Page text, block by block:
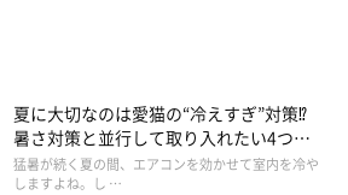
夏に大切なのは愛猫の“冷えすぎ”対策⁉
暑さ対策と並行して取り入れたい4つの
工夫
猛暑が続く夏の間、エアコンを効かせて室内を冷や
しますよね。し …